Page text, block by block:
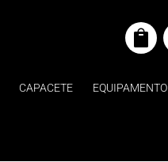

CAPACETE EQUIPAMENTO